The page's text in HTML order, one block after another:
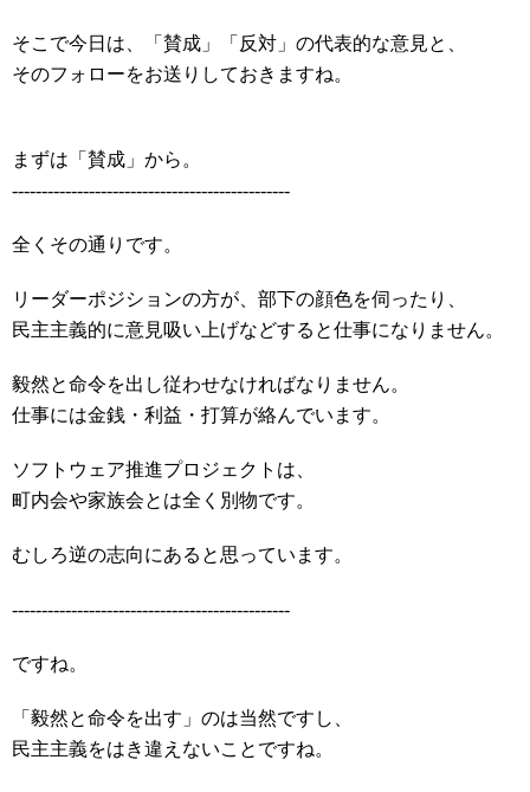
そこで今日は、「賛成」「反対」の代表的な意見と、
そのフォローをお送りしておきますね。
まずは「賛成」から。
-----------------------------------------------
全くその通りです。
リーダーポジションの方が、部下の顔色を伺ったり、
民主主義的に意見吸い上げなどすると仕事になりません。
毅然と命令を出し従わせなければなりません。
仕事には金銭・利益・打算が絡んでいます。
ソフトウェア推進プロジェクトは、
町内会や家族会とは全く別物です。
むしろ逆の志向にあると思っています。
-----------------------------------------------
ですね。
「毅然と命令を出す」のは当然ですし、
民主主義をはき違えないことですね。